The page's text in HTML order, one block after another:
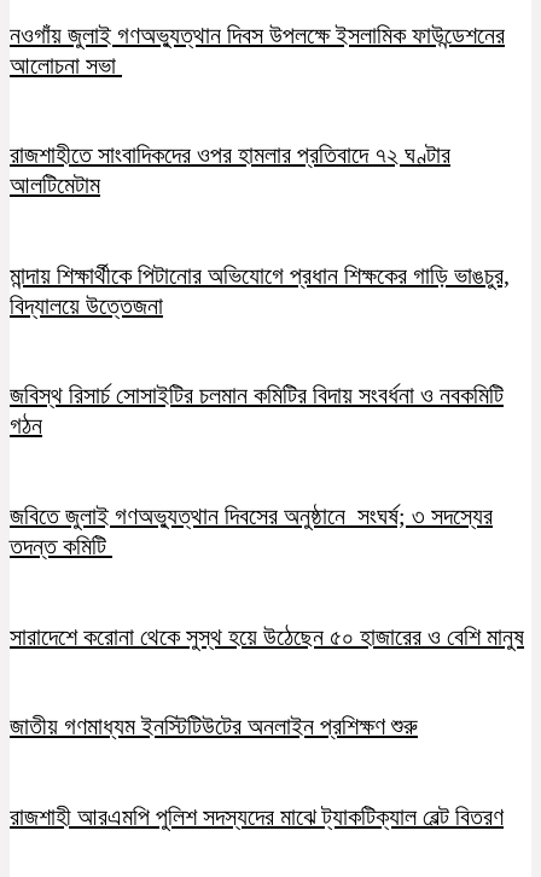
নওগাঁয় জুলাই গণঅভ্যুত্থান দিবস উপলক্ষে ইসলামিক ফাউন্ডেশনের
আলোচনা সভা
রাজশাহীতে সাংবাদিকদের ওপর হামলার প্রতিবাদে ৭২ ঘণ্টার
আলটিমেটাম
মান্দায় শিক্ষার্থীকে পিটানোর অভিযোগে প্রধান শিক্ষকের গাড়ি ভাঙচুর,
বিদ্যালয়ে উত্তেজনা
জবিস্থ রিসার্চ সোসাইটির চলমান কমিটির বিদায় সংবর্ধনা ও নবকমিটি
গঠন
জবিতে জুলাই গণঅভ্যুত্থান দিবসের অনুষ্ঠানে সংঘর্ষ; ৩ সদস্যের
তদন্ত কমিটি
সারাদেশে করোনা থেকে সুস্থ হয়ে উঠেছেন ৫০ হাজারের ও বেশি মানুষ
জাতীয় গণমাধ্যম ইনস্টিটিউটের অনলাইন প্রশিক্ষণ শুরু
রাজশাহী আরএমপি পুলিশ সদস্যদের মাঝে ট্যাকটিক্যাল বেল্ট বিতরণ